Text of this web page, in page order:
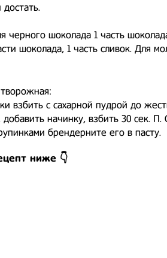
черного шоколада 1 часть
шоколада, 1 часть сливок. Для
взбить с сахарной пудрой до
добавить начинку, взбить 30 сек.
брендерните его в пасту.
ниже 👇